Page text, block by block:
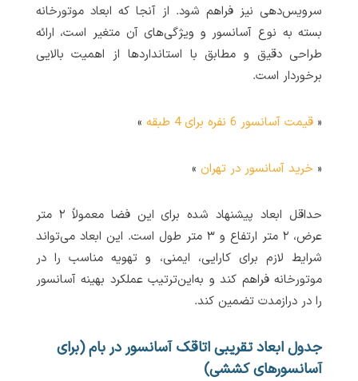
سرویس‌دهی نیز فراهم شود. از آنجا که ابعاد موتورخانه
بسته به نوع آسانسور و ویژگی‌های آن متغیر است، ارائه
طراحی دقیق و مطابق با استانداردها از اهمیت بالایی
برخوردار است.
« قیمت آسانسور 6 نفره برای 4 طبقه »
« خرید آسانسور در تهران»
حداقل ابعاد پیشنهاد شده برای این فضا معمولاً ۲ متر
عرض، ۲ متر ارتفاع و ۳ متر طول است. این ابعاد می‌تواند
شرایط لازم برای کارایی، ایمنی، و تهویه مناسب را در
موتورخانه فراهم کند و به‌این‌ترتیب عملکرد بهینه آسانسور
را در درازمدت تضمین کند.
جدول ابعاد تقریبی اتاقک آسانسور در بام (برای
آسانسورهای کششی)